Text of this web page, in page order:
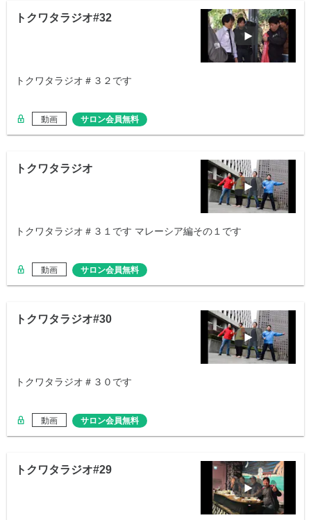
トクワタラジオ#32
トクワタラジオ＃３２です
動画 サロン会員無料
トクワタラジオ
トクワタラジオ＃３１です マレーシア編その１です
動画 サロン会員無料
トクワタラジオ#30
トクワタラジオ＃３０です
動画 サロン会員無料
トクワタラジオ#29